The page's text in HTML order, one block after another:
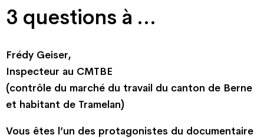
3 questions à …
Frédy Geiser,
Inspecteur au CMTBE
(contrôle du marché du travail du canton de Berne
et habitant de Tramelan)
Vous êtes l’un des protagonistes du documentaire